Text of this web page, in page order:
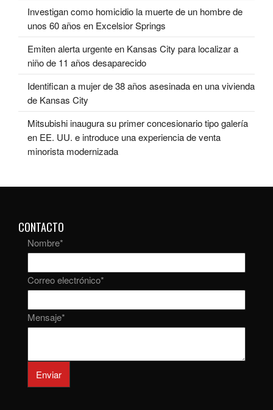
Investigan como homicidio la muerte de un hombre de
unos 60 años en Excelsior Springs
Emiten alerta urgente en Kansas City para localizar a
niño de 11 años desaparecido
Identifican a mujer de 38 años asesinada en una vivienda
de Kansas City
Mitsubishi inaugura su primer concesionario tipo galería
en EE. UU. e introduce una experiencia de venta
minorista modernizada
CONTACTO
Nombre*
Correo electrónico*
Mensaje*
Enviar